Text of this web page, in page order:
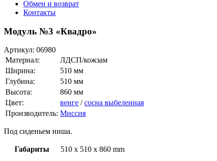
Обмен и возврат
Контакты
Модуль №3 «Квадро»
Артикул: 06980
Материал:
ЛДСП/кожзам
Ширина:
510 мм
Глубина:
510 мм
Высота:
860 мм
Цвет:
венге /сосна выбеленная
Производитель: Миссия
Под сиденьем ниша.
Габариты 510 x 510 x 860 mm